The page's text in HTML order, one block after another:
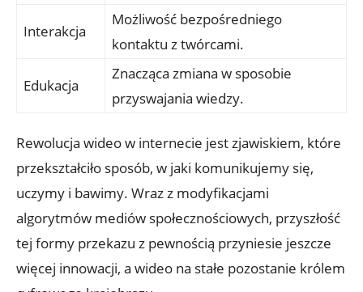
Interakcja
Możliwość bezpośredniego
kontaktu z twórcami.
Edukacja
Znacząca zmiana w sposobie
przyswajania wiedzy.
Rewolucja wideo w internecie jest zjawiskiem, które
przekształciło sposób, w jaki komunikujemy się,
uczymy i bawimy. Wraz z modyfikacjami
algorytmów mediów społecznościowych, przyszłość
tej formy przekazu z pewnością przyniesie jeszcze
więcej innowacji, a wideo na stałe pozostanie królem